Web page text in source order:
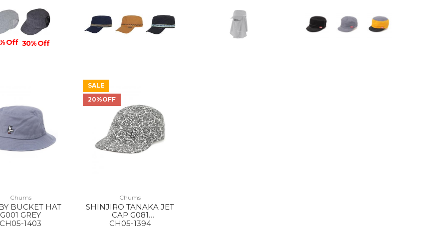
Off 30% Off
Chums
BUCKET HAT
G001 GREY
CH05-1403
SALE
20%OFF
Chums
SHINJIRO TANAKA JET
CAP G081
MONOCHROME
CH05-1394